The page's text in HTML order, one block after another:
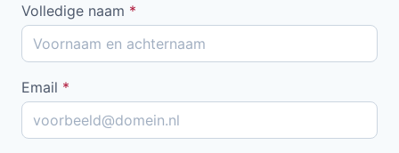
Volledige naam *
Email *